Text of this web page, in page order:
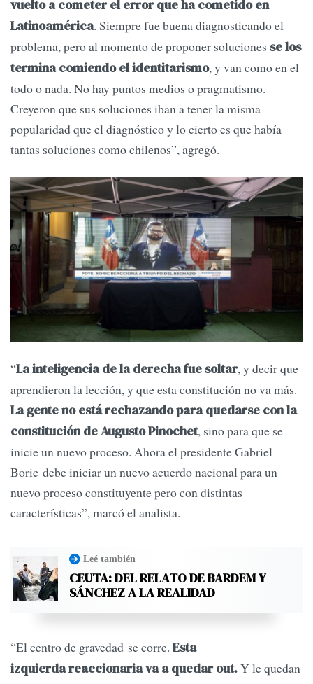
vuelto a cometer el error que ha cometido en
Latinoamérica. Siempre fue buena diagnosticando el
problema, pero al momento de proponer soluciones se los
termina comiendo el identitarismo, y van como en el
todo o nada. No hay puntos medios o pragmatismo.
Creyeron que sus soluciones iban a tener la misma
popularidad que el diagnóstico y lo cierto es que había
tantas soluciones como chilenos”, agregó.
“La inteligencia de la derecha fue soltar, y decir que
aprendieron la lección, y que esta constitución no va más.
La gente no está rechazando para quedarse con la
constitución de Augusto Pinochet, sino para que se
inicie un nuevo proceso. Ahora el presidente Gabriel
Boric debe iniciar un nuevo acuerdo nacional para un
nuevo proceso constituyente pero con distintas
características”, marcó el analista.
Leé también
CEUTA: DEL RELATO DE BARDEM Y
SÁNCHEZ A LA REALIDAD
“El centro de gravedad se corre. Esta
izquierda reaccionaria va a quedar out.Y le quedan